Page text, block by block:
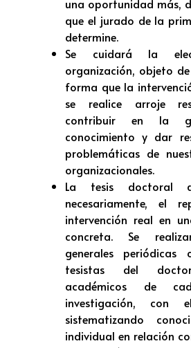
una oportunidad más,
que el jurado de la
determine.
Se cuidará la
organización, objeto
forma que la
se realice arroje
contribuir en la
conocimiento y dar
problemáticas de
organizacionales.
La tesis doctoral
necesariamente, el
intervención real en
concreta. Se
generales
tesistas del
académicos de
investigación,
sistematizando
individual en relación